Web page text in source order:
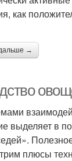
как
→
выделяет в
плюсы